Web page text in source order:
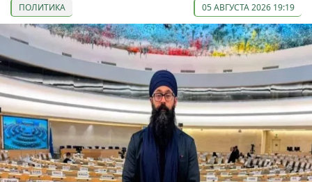
ПОЛИТИКА 05 АВГУСТА 2026 19:19